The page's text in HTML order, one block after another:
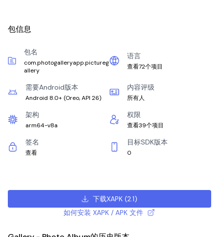
包信息
包名
com.photogalleryapp.pictureg
allery
语言
查看72个项目
需要Android版本
Android 8.0+ (Oreo, API 26)
内容评级
所有人
架构
arm64-v8a
权限
查看39个项目
签名
查看
目标SDK版本
0
下载XAPK (2.1)
如何安装 XAPK / APK 文件